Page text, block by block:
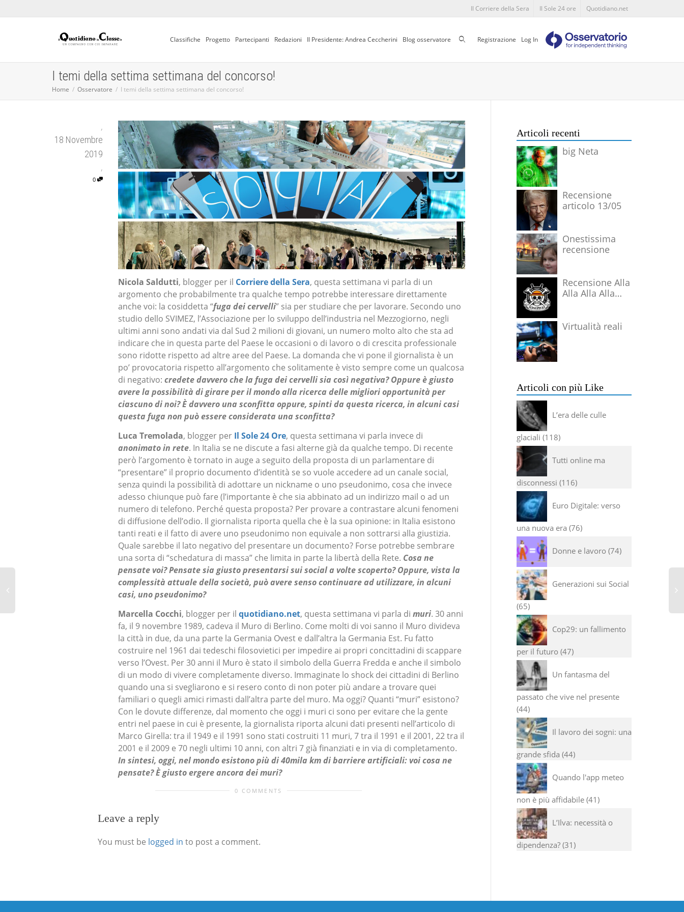
Il Corriere della Sera Il Sole 24 ore Quotidiano.net
Classifiche Progetto Partecipanti Redazioni Il Presidente: Andrea Ceccherini Blog osservatore CercaRegistrazione Log In
I temi della settima settimana del concorso!
Home Osservatore I temi della settima settimana del concorso!
,
18 Novembre
2019
,
0
Nicola Saldutti, blogger per il Corriere della Sera, questa settimana vi parla di un
argomento che probabilmente tra qualche tempo potrebbe interessare direttamente
anche voi: la cosiddetta “fuga dei cervelli” sia per studiare che per lavorare. Secondo uno
studio dello SVIMEZ, l’Associazione per lo sviluppo dell’industria nel Mezzogiorno, negli
ultimi anni sono andati via dal Sud 2 milioni di giovani, un numero molto alto che sta ad
indicare che in questa parte del Paese le occasioni o di lavoro o di crescita professionale
sono ridotte rispetto ad altre aree del Paese. La domanda che vi pone il giornalista è un
po’ provocatoria rispetto all’argomento che solitamente è visto sempre come un qualcosa
di negativo: credete davvero che la fuga dei cervelli sia così negativa? Oppure è giusto
avere la possibilità di girare per il mondo alla ricerca delle migliori opportunità per
ciascuno di noi? È davvero una sconfitta oppure, spinti da questa ricerca, in alcuni casi
questa fuga non può essere considerata una sconfitta?
Luca Tremolada, blogger per Il Sole 24 Ore, questa settimana vi parla invece di
anonimato in rete. In Italia se ne discute a fasi alterne già da qualche tempo. Di recente
però l’argomento è tornato in auge a seguito della proposta di un parlamentare di
“presentare” il proprio documento d’identità se so vuole accedere ad un canale social,
senza quindi la possibilità di adottare un nickname o uno pseudonimo, cosa che invece
adesso chiunque può fare (l’importante è che sia abbinato ad un indirizzo mail o ad un
numero di telefono. Perché questa proposta? Per provare a contrastare alcuni fenomeni
di diffusione dell’odio. Il giornalista riporta quella che è la sua opinione: in Italia esistono
tanti reati e il fatto di avere uno pseudonimo non equivale a non sottrarsi alla giustizia.
Quale sarebbe il lato negativo del presentare un documento? Forse potrebbe sembrare
una sorta di “schedatura di massa” che limita in parte la libertà della Rete. Cosa ne
pensate voi? Pensate sia giusto presentarsi sui social a volte scoperto? Oppure, vista la
complessità attuale della società, può avere senso continuare ad utilizzare, in alcuni
casi, uno pseudonimo?
Marcella Cocchi, blogger per il quotidiano.net, questa settimana vi parla di muri. 30 anni
fa, il 9 novembre 1989, cadeva il Muro di Berlino. Come molti di voi sanno il Muro divideva
la città in due, da una parte la Germania Ovest e dall’altra la Germania Est. Fu fatto
costruire nel 1961 dai tedeschi filosovietici per impedire ai propri concittadini di scappare
verso l’Ovest. Per 30 anni il Muro è stato il simbolo della Guerra Fredda e anche il simbolo
di un modo di vivere completamente diverso. Immaginate lo shock dei cittadini di Berlino
quando una si svegliarono e si resero conto di non poter più andare a trovare quei
familiari o quegli amici rimasti dall’altra parte del muro. Ma oggi? Quanti “muri” esistono?
Con le dovute differenze, dal momento che oggi i muri ci sono per evitare che la gente
entri nel paese in cui è presente, la giornalista riporta alcuni dati presenti nell’articolo di
Marco Girella: tra il 1949 e il 1991 sono stati costruiti 11 muri, 7 tra il 1991 e il 2001, 22 tra il
2001 e il 2009 e 70 negli ultimi 10 anni, con altri 7 già finanziati e in via di completamento.
In sintesi, oggi, nel mondo esistono più di 40mila km di barriere artificiali: voi cosa ne
pensate? È giusto ergere ancora dei muri?
0 COMMENTS
Leave a reply
You must be logged in to post a comment.
Articoli recenti
big Neta
Recensione
articolo 13/05
Onestissima
recensione
Recensione Alla
Alla Alla Alla
Virtualità reali
Articoli con più Like
L’era delle culle
glaciali 118
Tutti online ma
disconnessi 116
Euro Digitale: verso
una nuova era 76
Donne e lavoro 74
Generazioni sui Social
65
Cop29: un fallimento
per il futuro 47
Un fantasma del
passato che vive nel presente
44
Il lavoro dei sogni: una
grande sfida 44
Quando l'app meteo
non è più affidabile 41
L’Ilva: necessità o
dipendenza? 31